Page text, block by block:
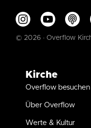
© 2026 · Overflow
Kirche
Overflow besuchen
Über Overflow
Werte & Kultur